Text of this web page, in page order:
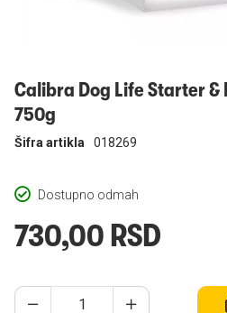
Calibra Dog Life Starter
750g
Dostupno odmah
Šifra artikla 018269
730,00 RSD